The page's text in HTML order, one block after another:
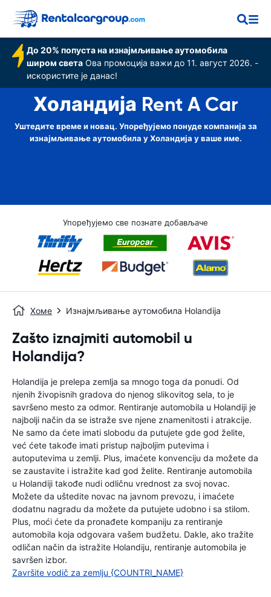
До 20% попуста на изнајмљивање аутомобила
широм света Ова промоција важи до 11. август 2026. -
искористите је данас!
Холандија Rent A Car
Уштедите време и новац. Упоређујемо понуде компанија за
изнајмљивање аутомобила у Холандија у ваше име.
Упоређујемо све познате добављаче
Хоме Изнајмљивање аутомобила Holandija
Zašto iznajmiti automobil u
Holandija?
Holandija je prelepa zemlja sa mnogo toga da ponudi. Od
njenih živopisnih gradova do njenog slikovitog sela, to je
savršeno mesto za odmor. Rentiranje automobila u Holandiji je
najbolji način da se istraže sve njene znamenitosti i atrakcije.
Ne samo da ćete imati slobodu da putujete gde god želite,
već ćete takođe imati pristup najboljim putevima i
autoputevima u zemlji. Plus, imaćete konvenciju da možete da
se zaustavite i istražite kad god želite. Rentiranje automobila
u Holandiji takođe nudi odličnu vrednost za svoj novac.
Možete da uštedite novac na javnom prevozu, i imaćete
dodatnu nagradu da možete da putujete udobno i sa stilom.
Plus, moći ćete da pronađete kompaniju za rentiranje
automobila koja odgovara vašem budžetu. Dakle, ako tražite
odličan način da istražite Holandiju, rentiranje automobila je
savršen izbor.
Završite vodič za zemlju {COUNTRI_NAME}